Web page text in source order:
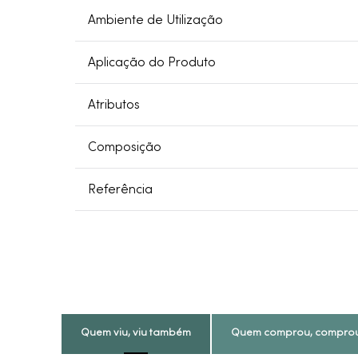
Ambiente de Utilização
Aplicação do Produto
Atributos
Composição
Referência
Quem viu, viu também Quem comprou,